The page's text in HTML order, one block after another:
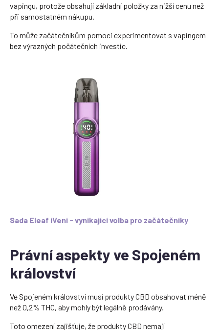
vapingu, protože obsahují základní položky za nižší cenu než
při samostatném nákupu.
To může začátečníkům pomoci experimentovat s vapingem
bez výrazných počátečních investic.
Sada Eleaf iVeni - vynikající volba pro začátečníky
Právní aspekty ve Spojeném
království
Ve Spojeném království musí produkty CBD obsahovat méně
než 0,2% THC, aby mohly být legálně prodávány.
Toto omezení zajišťuje, že produkty CBD nemají